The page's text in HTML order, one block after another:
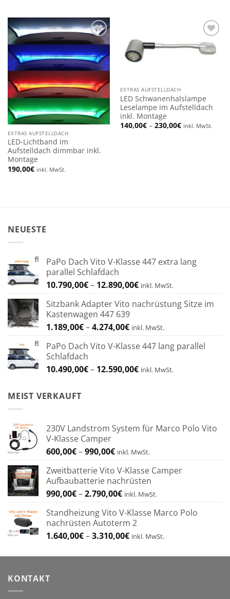
Add to
wishlist
EXTRAS AUFSTELLDACH
LED-Lichtband im
Aufstelldach dimmbar inkl.
Montage
190,00€ inkl. MwSt.
Add to
wishlist
EXTRAS AUFSTELLDACH
LED Schwanenhalslampe
Leselampe im Aufstelldach
inkl. Montage
140,00€ – 230,00€Preisspanne:
140,00€
inkl. MwSt.
NEUESTE
PaPo Dach Vito V-Klasse 447 extra lang
parallel Schlafdach
10.790,00€– 12.890,00€Preisspanne:
bis
inkl. MwSt.
Sitzbank Adapter Vito nachrüstung Sitze im
Kastenwagen 447 639
1.189,00€–4.274,00€Preisspanne:
bis
inkl. MwSt.
PaPo Dach Vito V-Klasse 447 lang parallel
Schlafdach
10.490,00€– 12.590,00€Preisspanne:
inkl. MwSt.
MEIST VERKAUFT
230V Landstrom System für Marco Polo Vito
V-Klasse Camper
600,00€–990,00€Preisspanne:
bis
990,00€
inkl. MwSt.
Zweitbatterie Vito V-Klasse Camper
Aufbaubatterie nachrüsten
990,00€–2.790,00€Preisspanne:
bis
2.790,00€
inkl. MwSt.
Standheizung Vito V-Klasse Marco Polo
nachrüsten Autoterm 2
1.640,00€–3.310,00€Preisspanne:
bis
inkl. MwSt.
KONTAKT